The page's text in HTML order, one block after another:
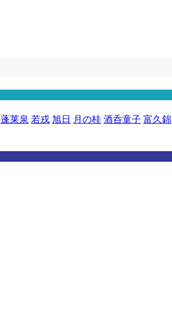
蓬莱泉 若戎 旭日 月の桂 酒呑童子 富久錦